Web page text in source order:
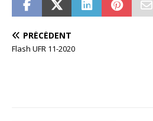
PRÉCÉDENT
Flash UFR 11-2020